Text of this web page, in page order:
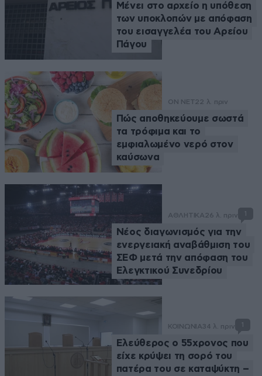
Μένει στο αρχείο η υπόθεση
των υποκλοπών με απόφαση
του εισαγγελέα του Αρείου
Πάγου
ON NET22 λ. πριν
Πώς αποθηκεύουμε σωστά
τα τρόφιμα και το
εμφιαλωμένο νερό στον
καύσωνα
ΑΘΛΗΤΙΚΑ26 λ. πριν
Νέος διαγωνισμός για την
ενεργειακή αναβάθμιση του
ΣΕΦ μετά την απόφαση του
Ελεγκτικού Συνεδρίου
ΚΟΙΝΩΝΙΑ34 λ. πριν 1
Ελεύθερος ο 55χρονος που
είχε κρύψει τη σορό του
πατέρα του σε καταψύκτη –